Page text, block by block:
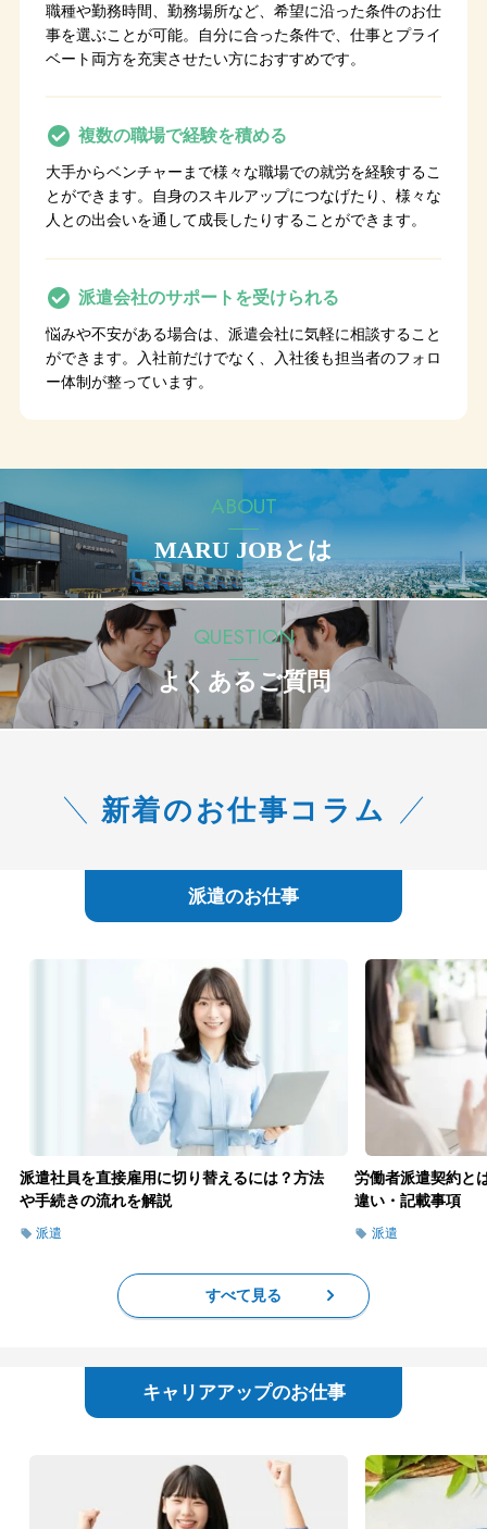
職種や勤務時間、勤務場所など、希望に沿った条件のお仕
事を選ぶことが可能。自分に合った条件で、仕事とプライ
ベート両方を充実させたい方におすすめです。
複数の職場で経験を積める
大手からベンチャーまで様々な職場での就労を経験するこ
とができます。自身のスキルアップにつなげたり、様々な
人との出会いを通して成長したりすることができます。
派遣会社のサポートを受けられる
悩みや不安がある場合は、派遣会社に気軽に相談すること
ができます。入社前だけでなく、入社後も担当者のフォロ
ー体制が整っています。
ABOUT
MARU JOBとは
QUESTION
よくあるご質問
新着のお仕事コラム
派遣のお仕事
派遣社員を直接雇用に切り替えるには？方法
や手続きの流れを解説
派遣
労働者派遣契約と
違い・記載事項
派遣
すべて見る
キャリアアップのお仕事